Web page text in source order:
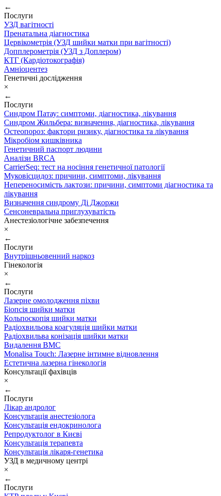
←
Послуги
УЗД вагітності
Пренатальна діагностика
Цервікометрія (УЗД шийки матки при вагітності)
Допплерометрія (УЗД з Доплером)
КТГ (Кардіотокографія)
Амніоцентез
Генетичні дослідження
×
←
Послуги
Синдром Патау: симптоми, дiагностика, лiкування
Синдром Жильбера: визначення, діагностика, лікування
Остеопороз: фактори ризику, діагностика та лікування
Мікробіом кишківника
Генетичний паспорт людини
Аналізи BRCA
CarrierSeq: тест на носіння генетичної патології
Муковісцидоз: причини, симптоми, лікування
Непереносимість лактози: причини, симптоми діагностика та
лікування
Визначення синдрому Ді Джоржи
Сенсоневральна приглухуватість
Анестезіологічне забезпечення
×
←
Послуги
Внутрішньовенний наркоз
Гінекологія
×
←
Послуги
Лазерне омолодження піхви
Біопсія шийки матки
Кольпоскопія шийки матки
Радіохвильова коагуляція шийки матки
Радіохвильва конізація шийки матки
Видалення ВМС
Monalisa Touch: Лазерне інтимне відновлення
Естетична лазерна гінекологія
Консультації фахівців
×
←
Послуги
Лікар андролог
Консультація анестезіолога
Консультація ендокринолога
Репродуктолог в Києві
Консультація терапевта
Консультація лікаря-генетика
УЗД в медичному центрі
×
←
Послуги